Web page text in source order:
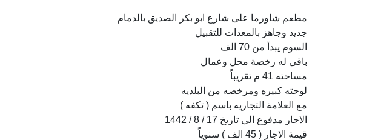
مطعم شاورما على شارع ابو بكر الصديق بالدمام
جديد وجاهز بالمعدات للتقبيل
السوم يبدأ من 70 الف
باقي له رخصة محل وعمال
مساحته 41 م تقريباً
لوحته كبيره ومرخصه من البلديه
مع العلامة التجاريه باسم ( تكفه )
الاجار مدفوع الى تاريخ 17 / 8 / 1442
قيمة الاجار ( 45 الف ) سنوياً